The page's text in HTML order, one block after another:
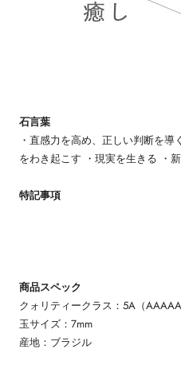
石言葉
・直感力を高め、正しい判断を
をわき起こす ・現実を生きる ・
特記事項
商品スペック
クォリティークラス：5A（AAAAA
玉サイズ：7mm
産地：ブラジル